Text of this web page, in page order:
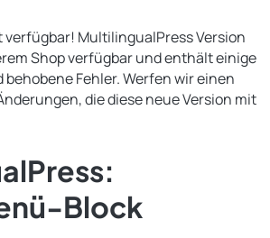
verfügbar! MultilingualPress Version
Shop verfügbar und enthält einige
Fehler. Werfen wir einen
die diese neue Version mit
Block